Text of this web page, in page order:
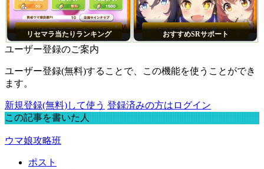
リセマラ当たりランキング おすすめSRサポート
ユーザー登録のご案内
ユーザー登録(無料)することで、この機能を使うことができ
ます。
新規登録(無料)して使う 登録済みの方はログイン
この記事を書いた人
ウマ娘攻略班
ポスト